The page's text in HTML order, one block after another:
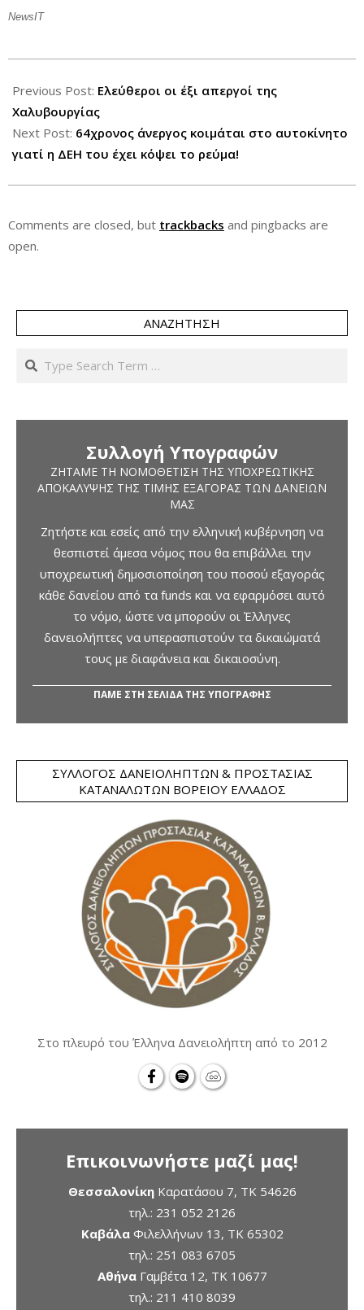
NewsIT
07-
20
Previous Post: Ελεύθεροι οι έξι απεργοί της
Χαλυβουργίας
Next Post: 64χρονος άνεργος κοιμάται στο αυτοκίνητο
γιατί η ΔΕΗ του έχει κόψει το ρεύμα!
Comments are closed, but trackbacks and pingbacks are
open.
ΑΝΑΖΉΤΗΣΗ
Search
Συλλογή Υπογραφών
ΖΗΤΆΜΕ ΤΗ ΝΟΜΟΘΈΤΙΣΗ ΤΗΣ ΥΠΟΧΡΕΩΤΙΚΉΣ
ΑΠΟΚΆΛΥΨΗΣ ΤΗΣ ΤΙΜΉΣ ΕΞΑΓΟΡΆΣ ΤΩΝ ΔΑΝΕΊΩΝ
ΜΑΣ
Ζητήστε και εσείς από την ελληνική κυβέρνηση να
θεσπιστεί άμεσα νόμος που θα επιβάλλει την
υποχρεωτική δημοσιοποίηση του ποσού εξαγοράς
κάθε δανείου από τα funds και να εφαρμόσει αυτό
το νόμο, ώστε να μπορούν οι Έλληνες
δανειολήπτες να υπερασπιστούν τα δικαιώματά
τους με διαφάνεια και δικαιοσύνη.
ΠΑΜΕ ΣΤΗ ΣΕΛΙΔΑ ΤΗΣ ΥΠΟΓΡΑΦΗΣ
ΣΎΛΛΟΓΟΣ ΔΑΝΕΙΟΛΗΠΤΏΝ & ΠΡΟΣΤΑΣΊΑΣ
ΚΑΤΑΝΑΛΩΤΏΝ ΒΟΡΕΊΟΥ ΕΛΛΆΔΟΣ
Στο πλευρό του Έλληνα Δανειολήπτη από το 2012
Επικοινωνήστε μαζί μας!
ΘεσσαλονίκηΚαρατάσου 7, TK 54626
τηλ.: 231 052 2126
ΚαβάλαΦιλελλήνων 13, ΤΚ 65302
τηλ.: 251 083 6705
ΑθήναΓαμβέτα 12, ΤΚ 10677
τηλ.: 211 410 8039